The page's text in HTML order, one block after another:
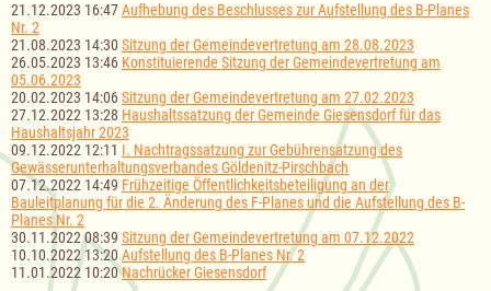
21.12.2023 16:47Aufhebung des Beschlusses zur Aufstellung des B-Planes
Nr. 2
21.08.2023 14:30 Sitzung der Gemeindevertretung am 28.08.2023
26.05.2023 13:46 Konstituierende Sitzung der Gemeindevertretung am
05.06.2023
20.02.2023 14:06Sitzung der Gemeindevertretung am 27.02.2023
27.12.2022 13:28 Haushaltssatzung der Gemeinde Giesensdorf für das
Haushaltsjahr 2023
09.12.2022 12:11 I. Nachtragssatzung zur Gebührensatzung des
Gewässerunterhaltungsverbandes Göldenitz-Pirschbach
07.12.2022 14:49 Frühzeitige Öffentlichkeitsbeteiligung an der
Bauleitplanung für die 2. Änderung des F-Planes und die Aufstellung des B-
Planes Nr. 2
30.11.2022 08:39 Sitzung der Gemeindevertretung am 07.12.2022
10.10.2022 13:20 Aufstellung des B-Planes Nr. 2
11.01.2022 10:20Nachrücker Giesensdorf